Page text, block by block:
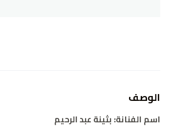
الوصف
اسم الفنانة: بثينة عبد الرحيم